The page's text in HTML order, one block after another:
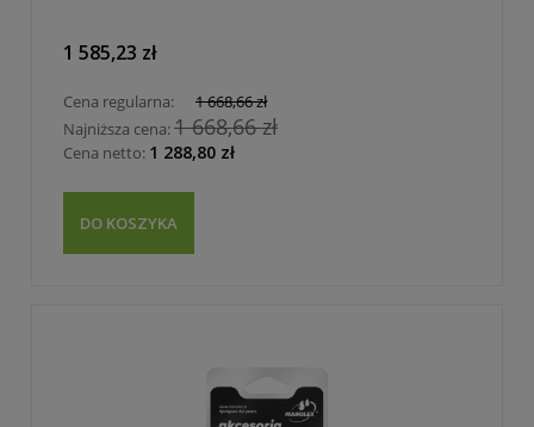
1 585,23 zł
Cena regularna:
1 668,66 zł
Najniższa cena:1 668,66 zł
Cena netto: 1 288,80 zł
DO KOSZYKA